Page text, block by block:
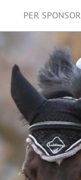
PER SPONSOR